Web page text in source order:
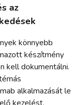
az
könnyebb
készítmény
kell dokumentálni.
alkalmazását le